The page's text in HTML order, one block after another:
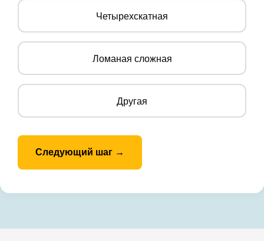
Четырехскатная
Ломаная сложная
Другая
Следующий шаг →